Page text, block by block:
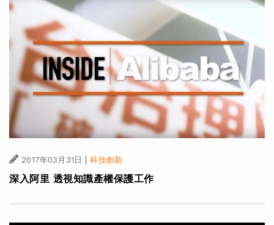
2017年03月31日 | 科技創新
深入阿里 透視知識產權保護工作